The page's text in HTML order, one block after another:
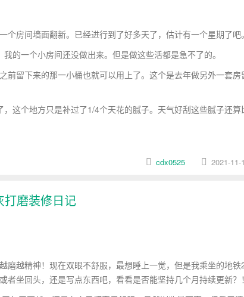
个房间墙面翻新。已经进行到了好多天了，估计有一个星期了吧。
的一个小房间还没做出来。但是做这些活都是急不了的。
前留下来的那一小桶也就可以用上了。这个是去年做另外一套
这个地方只是补过了1/4个天花的腻子。天气好刮这些腻子还算
cdx0525 2021-11-
打磨装修日记
磨越精神！现在双眼不舒服，最想睡上一觉，但是我乘坐的地
者坐回头，还是写点东西吧，看看是否能坚持几个月持续更新？！